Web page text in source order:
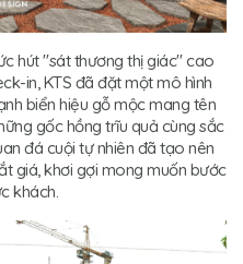
hút "sát thương thị giác" cao
in, KTS đã đặt một mô hình
biển hiệu gỗ mộc mang tên
gốc hồng trĩu quả cùng sắc
đá cuội tự nhiên đã tạo nên
giá, khơi gợi mong muốn bước
khách.